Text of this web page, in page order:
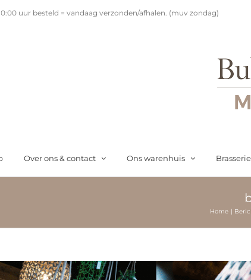
uur besteld = vandaag verzonden/afhalen. (muv zondag)
Over ons & contact Ons warenhuis Brasserie
Home